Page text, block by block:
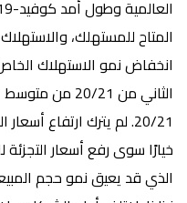
المتاح للمستهلك،
20/21. لم يترك ارتفاع
خيارًا سوى رفع أسعار
الذي قد يعيق نمو حجم